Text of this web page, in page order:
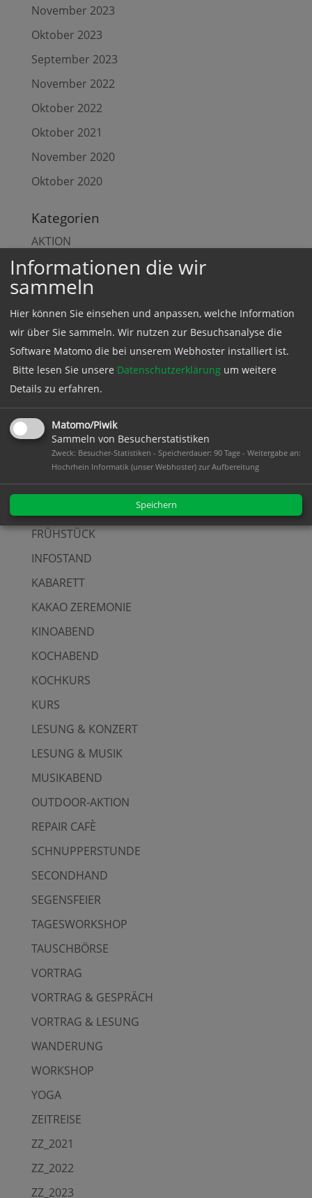
November 2023
Oktober 2023
September 2023
November 2022
Oktober 2022
Oktober 2021
November 2020
Oktober 2020
Kategorien
AKTION
AUFTAKTFEIER
AUFTAKTVERANSTALTUNG
AUSZEIT
BESICHTIGUNG
DIALOG
FACHVORTRAG
FILM
FILMABEND
FLOHMARKT
FRAUENFRÜHSTÜCK
FRAUENWIRTSCHAFTSTAG
FRÜHSTÜCK
INFOSTAND
KABARETT
KAKAO ZEREMONIE
KINOABEND
KOCHABEND
KOCHKURS
KURS
LESUNG & KONZERT
LESUNG & MUSIK
MUSIKABEND
OUTDOOR-AKTION
REPAIR CAFÈ
SCHNUPPERSTUNDE
SECONDHAND
SEGENSFEIER
TAGESWORKSHOP
TAUSCHBÖRSE
VORTRAG
VORTRAG & GESPRÄCH
VORTRAG & LESUNG
WANDERUNG
WORKSHOP
YOGA
ZEITREISE
ZZ_2021
ZZ_2022
ZZ_2023
Informationen die wir
sammeln
Hier können Sie einsehen und anpassen, welche Information
wir über Sie sammeln. Wir nutzen zur Besuchsanalyse die
Software Matomo die bei unserem Webhoster installiert ist.
Bitte lesen Sie unsere Datenschutzerklärung um weitere
Details zu erfahren.
Matomo/Piwik
Sammeln von Besucherstatistiken
Zweck: Besucher-Statistiken - Speicherdauer: 90 Tage - Weitergabe an:
Hochrhein Informatik (unser Webhoster) zur Aufbereitung
Speichern